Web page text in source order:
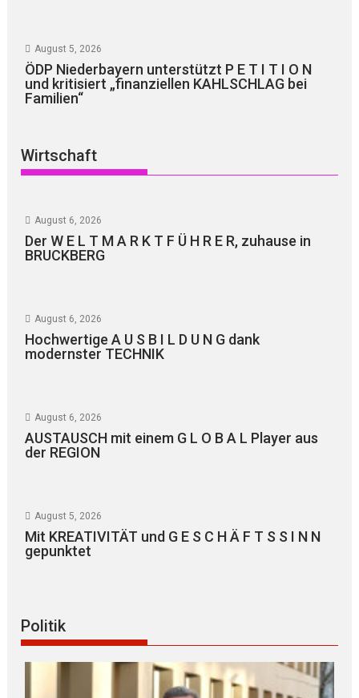
August 5, 2026
ÖDP Niederbayern unterstützt P E T I T I O N
und kritisiert „finanziellen KAHLSCHLAG bei
Familien“
Wirtschaft
August 6, 2026
Der W E L T M A R K T F Ü H R E R, zuhause in
BRUCKBERG
August 6, 2026
Hochwertige A U S B I L D U N G dank
modernster TECHNIK
August 6, 2026
AUSTAUSCH mit einem G L O B A L Player aus
der REGION
August 5, 2026
Mit KREATIVITÄT und G E S C H Ä F T S S I N N
gepunktet
Politik